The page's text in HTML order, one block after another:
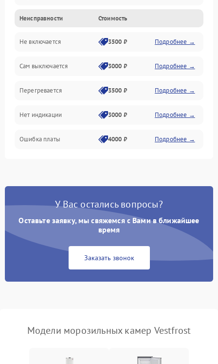
Механика
Неисправности Стоимость
Не включается 3500 ₽ Подробнее →
Сам выключается 3000 ₽ Подробнее →
Перегревается 3500 ₽ Подробнее →
Нет индикации 3000 ₽ Подробнее →
Ошибка платы 4000 ₽ Подробнее →
У Вас остались вопросы?
Оставьте заявку, мы свяжемся с Вами в ближайшее
время
Заказать звонок
Модели морозильных камер Vestfrost